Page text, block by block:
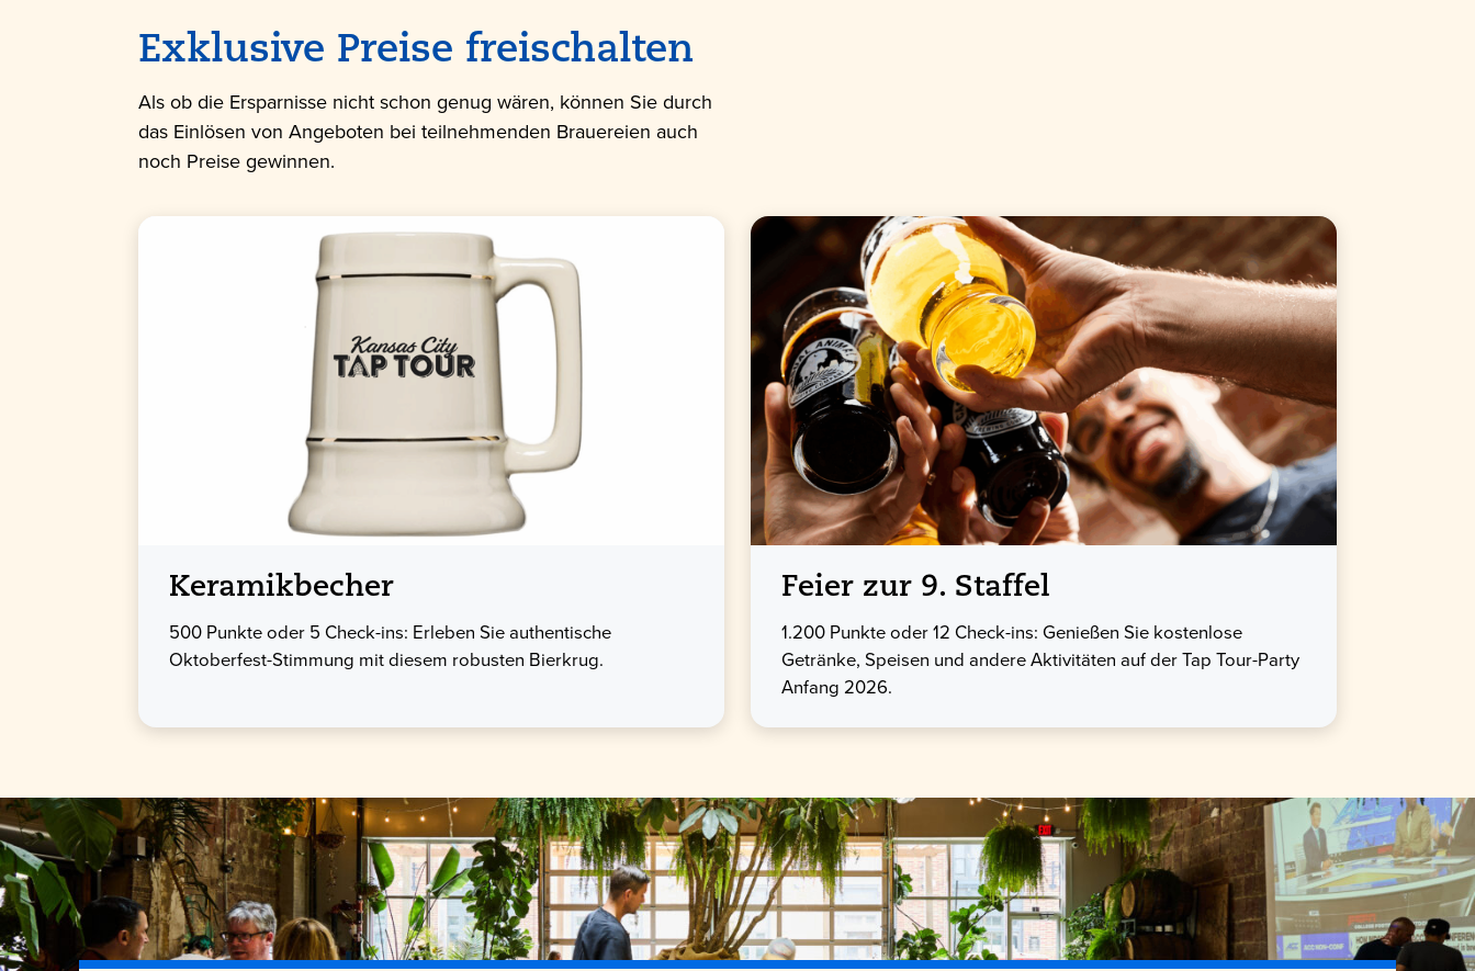
Exklusive Preise freischalten
Als ob die Ersparnisse nicht schon genug wären, können Sie durch
das Einlösen von Angeboten bei teilnehmenden Brauereien auch
noch Preise gewinnen.
Keramikbecher
500 Punkte oder 5 Check-ins: Erleben Sie authentische
Oktoberfest-Stimmung mit diesem robusten Bierkrug.
Feier zur 9. Staffel
1.200 Punkte oder 12 Check-ins: Genießen Sie kostenlose
Getränke, Speisen und andere Aktivitäten auf der Tap Tour-Party
Anfang 2026.